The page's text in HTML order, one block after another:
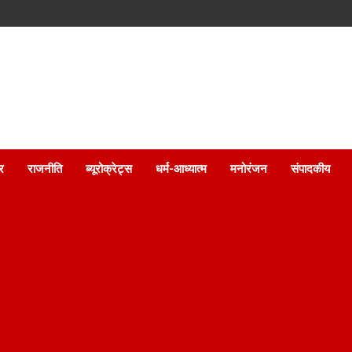
राजनीति ब्यूरोक्रेट्स धर्म-आध्यात्म मनोरंजन संपादकीय